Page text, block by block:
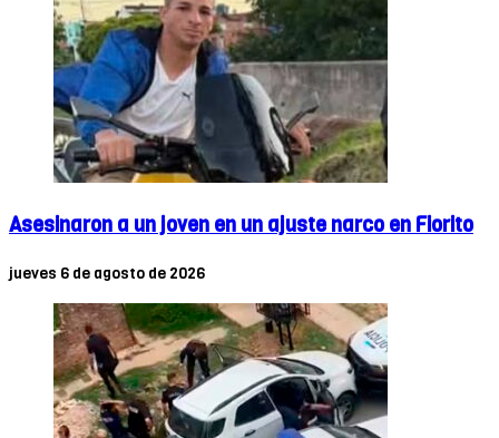
Asesinaron a un joven en un ajuste narco en Fiorito
jueves 6 de agosto de 2026